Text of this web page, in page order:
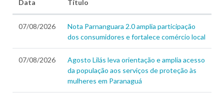
Data Título
07/08/2026
Nota Parnanguara 2.0 amplia participação
dos consumidores e fortalece comércio local
07/08/2026
Agosto Lilás leva orientação e amplia acesso
da população aos serviços de proteção às
mulheres em Paranaguá